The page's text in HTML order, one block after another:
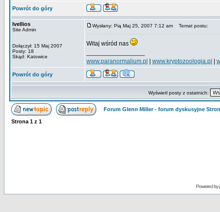
Powrót do góry
Ivellios
Site Admin
Dołączył: 15 Maj 2007
Posty: 18
Skąd: Katowice
Wysłany: Pią Maj 25, 2007 7:12 am Temat postu:
Witaj wśród nas
www.paranormalium.pl
www.kryptozoologia.pl
Powrót do góry
Wyświetl posty z ostatnich:
Forum Glenn Miller - forum dyskusyjne
Strona 1 z 1
Powered by